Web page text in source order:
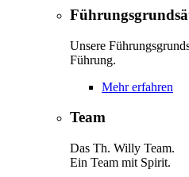
Unsere
Führung.
Mehr erfahren
Team
Das Th. Willy Team.
Ein Team mit Spirit.